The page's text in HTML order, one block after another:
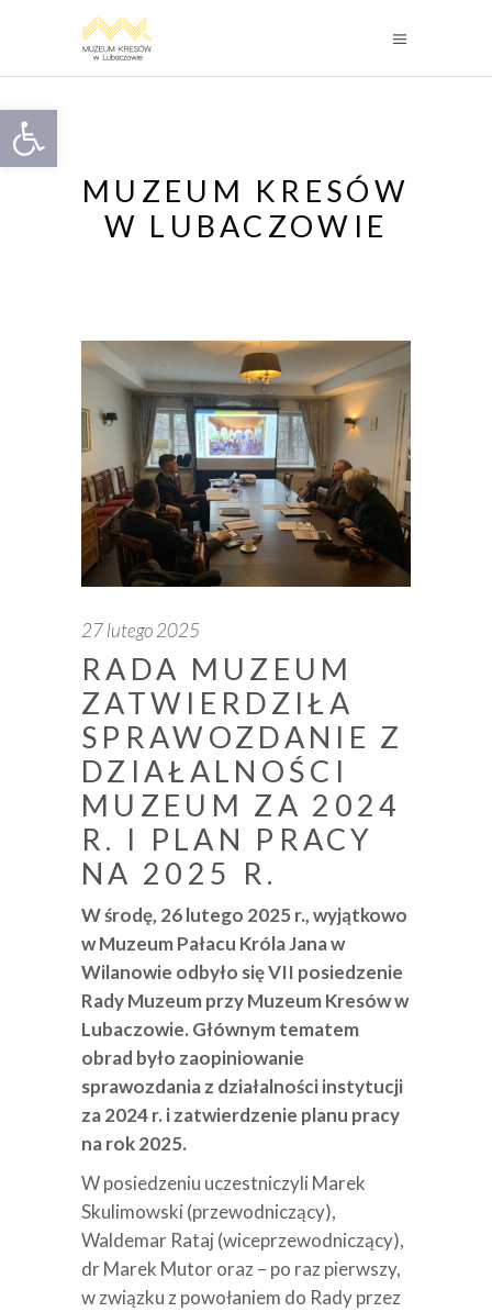
Otwórz pasek narzędzi
MUZEUM KRESÓW
W LUBACZOWIE
27 lutego 2025
RADA MUZEUM
ZATWIERDZIŁA
SPRAWOZDANIE Z
DZIAŁALNOŚCI
MUZEUM ZA 2024
R. I PLAN PRACY
NA 2025 R.
W środę, 26 lutego 2025 r., wyjątkowo
w Muzeum Pałacu Króla Jana w
Wilanowie odbyło się VII posiedzenie
Rady Muzeum przy Muzeum Kresów w
Lubaczowie. Głównym tematem
obrad było zaopiniowanie
sprawozdania z działalności instytucji
za 2024 r. i zatwierdzenie planu pracy
na rok 2025.
W posiedzeniu uczestniczyli Marek
Skulimowski (przewodniczący),
Waldemar Rataj (wiceprzewodniczący),
dr Marek Mutor oraz – po raz pierwszy,
w związku z powołaniem do Rady przez